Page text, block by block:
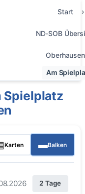
Start
ND-SOB
Oberhausen
Am
Spielplatz
Karten ▬Balken
2 Tage